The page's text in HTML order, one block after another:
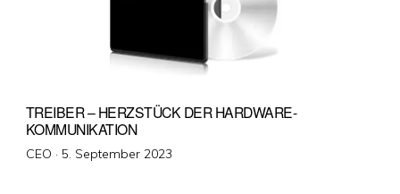
TREIBER – HERZSTÜCK DER HARDWARE-
KOMMUNIKATION
CEO · Veröffentlicht
5. September 2023